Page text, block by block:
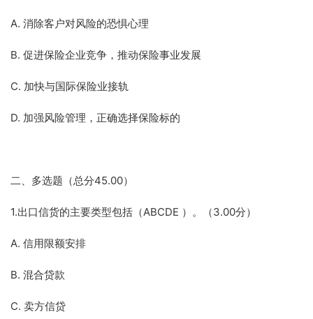
A. 消除客户对风险的恐惧心理
B. 促进保险企业竞争，推动保险事业发展
C. 加快与国际保险业接轨
D. 加强风险管理，正确选择保险标的
二、多选题（总分45.00）
1.出口信货的主要类型包括（ABCDE ）。（3.00分）
A. 信用限额安排
B. 混合贷款
C. 卖方信贷